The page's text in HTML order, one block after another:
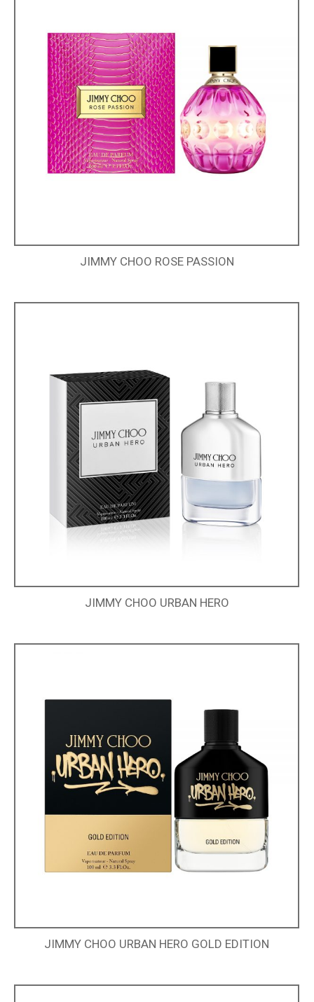
JIMMY CHOO ROSE PASSION
JIMMY CHOO URBAN HERO
JIMMY CHOO URBAN HERO GOLD EDITION